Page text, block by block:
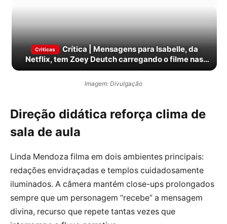
Criticas
Crítica | Mensagens para Isabelle, da
Netflix, tem Zoey Deutch carregando o filme nas
costas
Imagem: Divulgação
Direção didática reforça clima de
sala de aula
Linda Mendoza filma em dois ambientes principais:
redações envidraçadas e templos cuidadosamente
iluminados. A câmera mantém close-ups prolongados
sempre que um personagem “recebe” a mensagem
divina, recurso que repete tantas vezes que